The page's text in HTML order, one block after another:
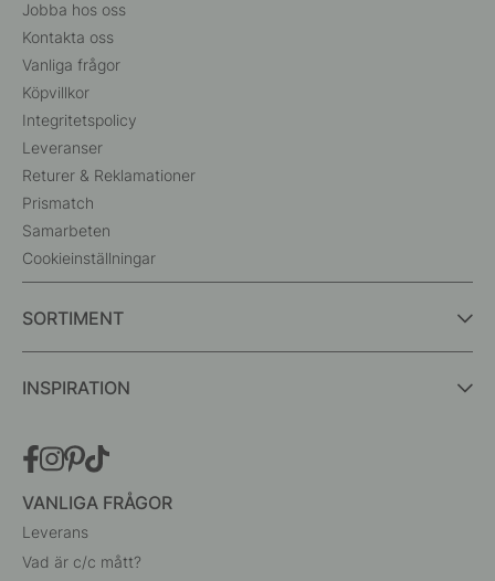
Jobba hos oss
Kontakta oss
Vanliga frågor
Köpvillkor
Integritetspolicy
Leveranser
Returer & Reklamationer
Prismatch
Samarbeten
Cookieinställningar
SORTIMENT
INSPIRATION
VANLIGA FRÅGOR
Leverans
Vad är c/c mått?